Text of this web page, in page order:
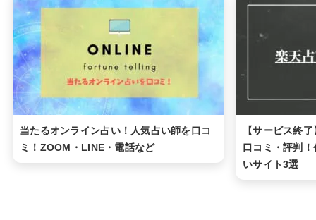
当たるオンライン占い！人気占い師を口コ
ミ！ZOOM・LINE・電話など
【サービス終
口コミ・評判
いサイト3選